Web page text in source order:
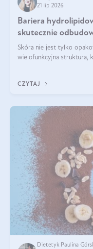
21 lip 2026
Bariera
skutecznie
Skóra nie jest tylko
wielofunkcyjna struktura,
bariera hydrolipidowa.
CZYTAJ
Dietetyk Paulina